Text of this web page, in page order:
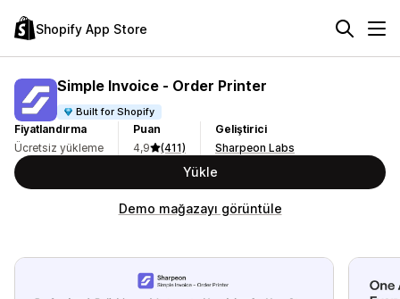
Shopify App Store
Simple Invoice ‑ Order Printer
Built for Shopify
Fiyatlandırma
Ücretsiz yükleme
Puan
4,9
(411)
Geliştirici
Sharpeon Labs
Yükle
Demo mağazayı görüntüle